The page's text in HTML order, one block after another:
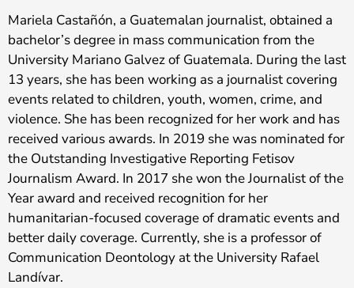
Mariela Castañón, a Guatemalan journalist, obtained a
bachelor’s degree in mass communication from the
University Mariano Galvez of Guatemala. During the last
13 years, she has been working as a journalist covering
events related to children, youth, women, crime, and
violence. She has been recognized for her work and has
received various awards. In 2019 she was nominated for
the Outstanding Investigative Reporting Fetisov
Journalism Award. In 2017 she won the Journalist of the
Year award and received recognition for her
humanitarian-focused coverage of dramatic events and
better daily coverage. Currently, she is a professor of
Communication Deontology at the University Rafael
Landívar.